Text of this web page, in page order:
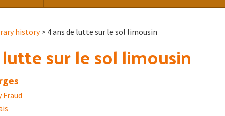
history> 4 ans de lutte sur le sol limousin
sur le sol limousin
Fraud